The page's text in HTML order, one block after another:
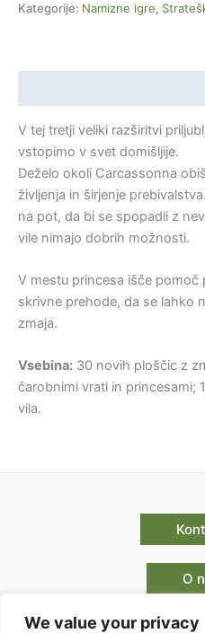
We value your privacy
Kategorije: Namizne igre,
V tej tretji veliki razširitvi
vstopimo v svet domišljije.
Deželo okoli Carcassonna
življenja in širjenje
na pot, da bi se spopadli z
vile nimajo dobrih možnosti.
V mestu princesa išče pomoč
skrivne prehode, da se lahko
zmaja.
Vsebina: 30 novih ploščic z
čarobnimi vrati in princesami;
vila.
O